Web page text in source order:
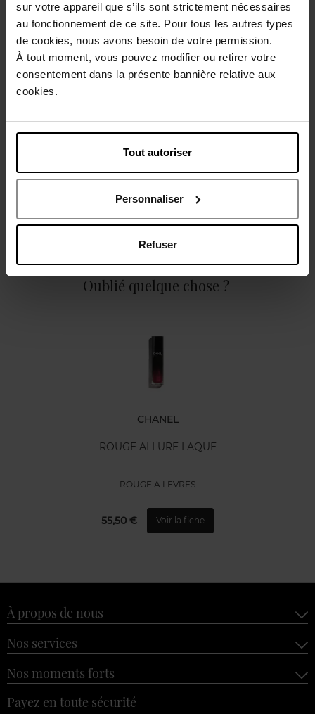
sur votre appareil que s’ils sont strictement nécessaires
au fonctionnement de ce site. Pour tous les autres types
de cookies, nous avons besoin de votre permission.
À tout moment, vous pouvez modifier ou retirer votre
consentement dans la présente bannière relative aux
cookies.
Tout autoriser
Personnaliser
Refuser
Livraison gratuite à partir de 50€
Retour gratuit dans votre magasin
Description
Caractéristiques
Oublié quelque chose ?
CHANEL
ROUGE ALLURE LAQUE
ROUGE À LÈVRES
55,50 € Voir la fiche
À propos de nous
Nos services
Nos moments forts
Payez en toute sécurité